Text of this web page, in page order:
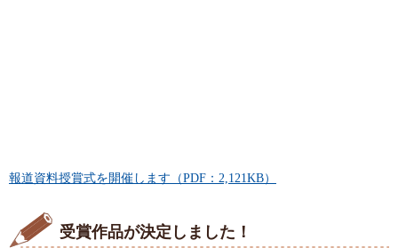
報道資料授賞式を開催します（PDF：2,121KB）
受賞作品が決定しました！